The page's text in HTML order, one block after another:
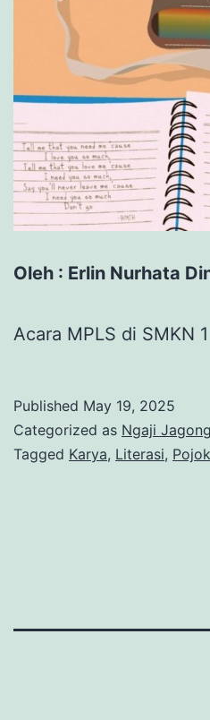
Oleh : Erlin Nurhata
Acara MPLS di SMKN
Published May 19, 2025
Categorized as Ngaji
Tagged Karya, Literasi,